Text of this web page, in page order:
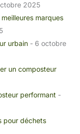
2025
marques
urbain - 6 octobre
un composteur
performant -
pour déchets